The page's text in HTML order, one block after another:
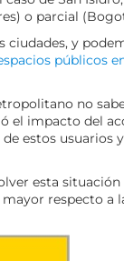
o parcial
y
públicos
no
el impacto del
estos usuarios
esta
respecto